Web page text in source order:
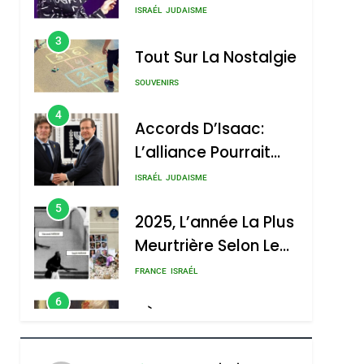
Nouvelle Chanson De
ISRAÉL JUDAISME
3
Tout Sur La Nostalgie
SOUVENIRS
4
Accords D’Isaac:
L’alliance Pourrait
S’étendre À 13 Pays
ISRAÉL JUDAISME
5
2025, L’année La Plus
Meurtrière Selon Le
Rapport D’ADL
FRANCE ISRAÉL
6
FIÈRE, DIGNE ET
RÉSILIENTE :